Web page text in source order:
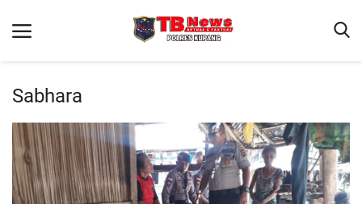
Beranda
Terms & Conditions
Reskrim
Sabhara